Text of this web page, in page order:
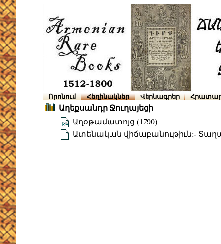
Որոնում Հեղինակներ Վերնագրեր
Աղեքսանդր Ջուղայեցի
Աղօթամատոյց (1790)
Ատենական վիճաբանութիւն:-